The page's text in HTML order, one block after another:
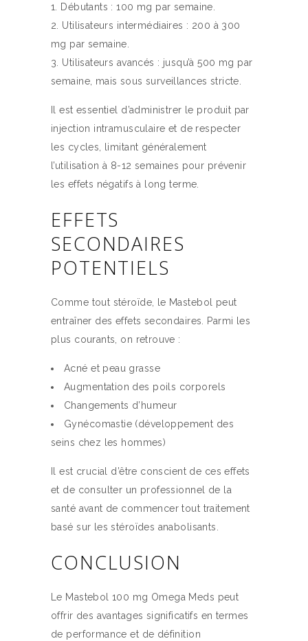
Débutants : 100 mg par semaine.
Utilisateurs intermédiaires : 200 à 300
mg par semaine.
Utilisateurs avancés : jusqu’à 500 mg par
semaine, mais sous surveillances stricte.
Il est essentiel d’administrer le produit par
injection intramusculaire et de respecter
les cycles, limitant généralement
l’utilisation à 8-12 semaines pour prévenir
les effets négatifs à long terme.
EFFETS
SECONDAIRES
POTENTIELS
Comme tout stéroïde, le Mastebol peut
entraîner des effets secondaires. Parmi les
plus courants, on retrouve :
Acné et peau grasse
Augmentation des poils corporels
Changements d’humeur
Gynécomastie (développement des
seins chez les hommes)
Il est crucial d’être conscient de ces effets
et de consulter un professionnel de la
santé avant de commencer tout traitement
basé sur les stéroïdes anabolisants.
CONCLUSION
Le Mastebol 100 mg Omega Meds peut
offrir des avantages significatifs en termes
de performance et de définition